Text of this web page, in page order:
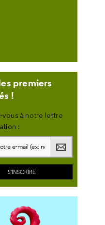
premiers
!
vous à notre lettre
: